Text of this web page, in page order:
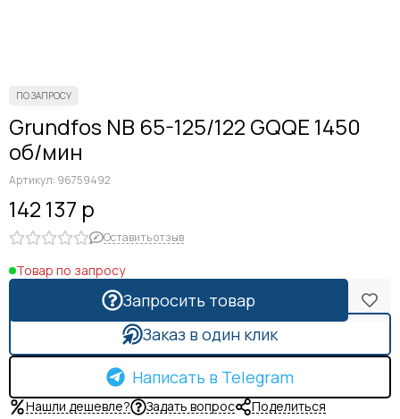
Grundfos NB 65-125/122 GQQE 1450
об/мин
Артикул: 96759492
142 137 р
Оставить отзыв
Товар по запросу
Запросить товар
Заказ в один клик
Написать в Telegram
Нашли дешевле? Задать вопрос Поделиться